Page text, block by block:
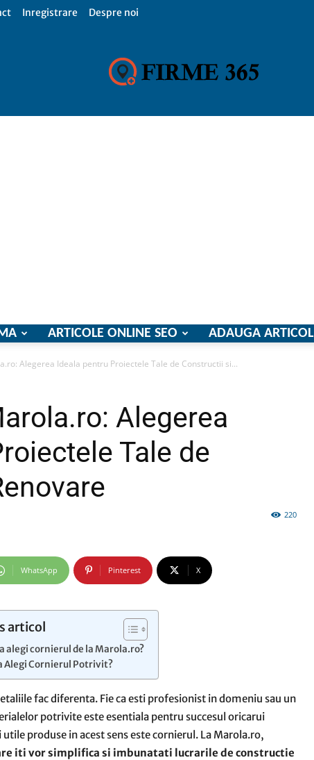
Inregistrare Despre noi
comunicate
ARTICOLE ONLINE SEO ADAUGA ARTICOL
Alegerea Ideala pentru Proiectele Tale de Constructii si...
Alegerea
Tale de
220
WhatsApp Pinterest X
articol
alegi cornierul de la Marola.ro?
Alegi Cornierul Potrivit?
fac diferenta. Fie ca esti profesionist in domeniu sau un
potrivite este esentiala pentru succesul oricarui
produse in acest sens este cornierul. La Marola.ro,
iti vor simplifica si imbunatati lucrarile de constructie